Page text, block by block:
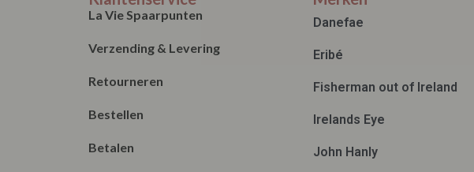
La Vie Spaarpunten
Verzending & Levering
Retourneren
Bestellen
Betalen
Danefae
Eribé
Fisherman out of Ireland
Irelands Eye
John Hanly